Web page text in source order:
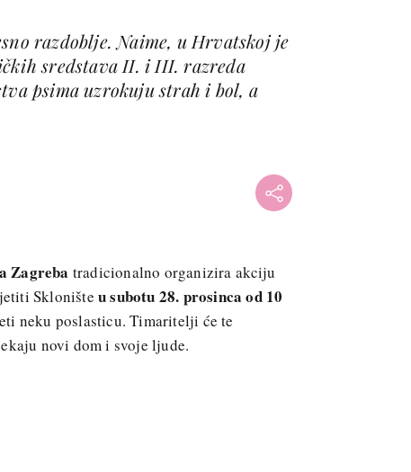
razdoblje. Naime, u Hrvatskoj je
sredstava II. i III. razreda
psima uzrokuju strah i bol, a
Zagreba tradicionalno organizira akciju
Sklonište u subotu 28. prosinca od 10
neku poslasticu. Timaritelji će te
novi dom i svoje ljude.